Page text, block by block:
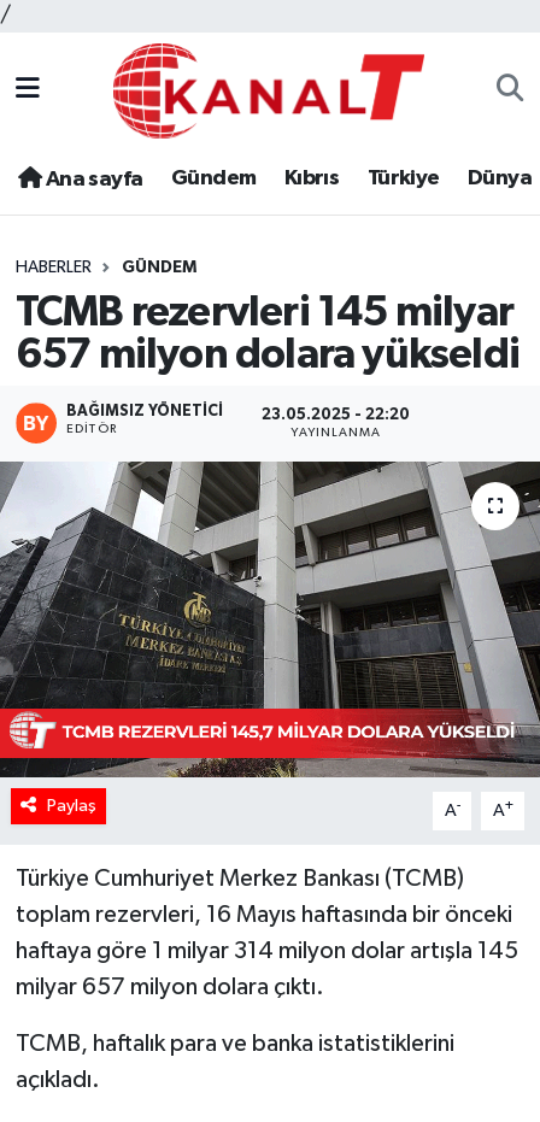
/
Ana sayfa Gündem Kıbrıs Türkiye Dünya
HABERLER GÜNDEM
TCMB rezervleri 145 milyar
657 milyon dolara yükseldi
BAĞIMSIZ YÖNETICI
EDITÖR
23.05.2025 - 22:20
YAYINLANMA
Paylaş A- A+
Türkiye Cumhuriyet Merkez Bankası (TCMB)
toplam rezervleri, 16 Mayıs haftasında bir önceki
haftaya göre 1 milyar 314 milyon dolar artışla 145
milyar 657 milyon dolara çıktı.
TCMB, haftalık para ve banka istatistiklerini
açıkladı.